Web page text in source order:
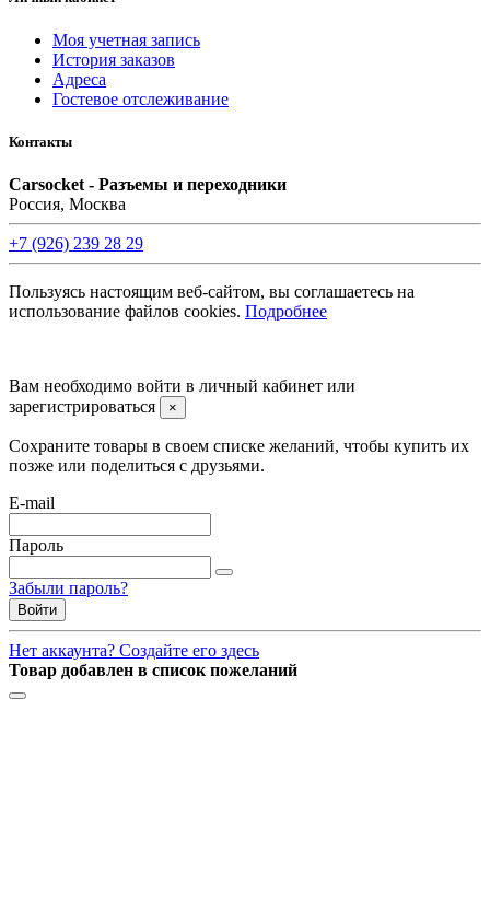
Моя учетная запись
История заказов
Адреса
Гостевое отслеживание
Контакты
Carsocket - Разъемы и переходники
Россия, Москва
+7 (926) 239 28 29
Пользуясь настоящим веб-сайтом, вы соглашаетесь на
использование файлов cookies. Подробнее
Вам необходимо войти в личный кабинет или
зарегистрироваться
×
Сохраните товары в своем списке желаний, чтобы купить их
позже или поделиться с друзьями.
E-mail
Пароль
Забыли пароль?
Войти
Нет аккаунта? Создайте его здесь
Товар добавлен в список пожеланий